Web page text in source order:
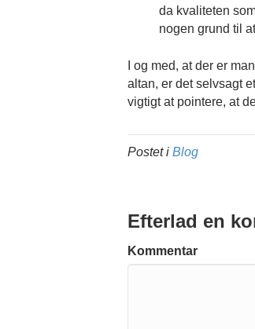
da kvaliteten
nogen grund til
I og med, at der er
altan, er det selvsagt
vigtigt at pointere, at
Postet i Blog
Efterlad en
Kommentar